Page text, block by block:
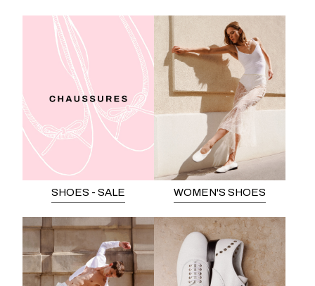
SHOES - SALE WOMEN'S SHOES